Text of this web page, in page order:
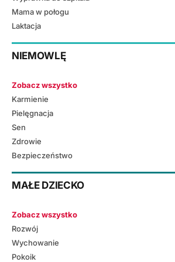
Mama w połogu
Laktacja
NIEMOWLĘ
Zobacz wszystko
Karmienie
Pielęgnacja
Sen
Zdrowie
Bezpieczeństwo
MAŁE DZIECKO
Zobacz wszystko
Rozwój
Wychowanie
Pokoik